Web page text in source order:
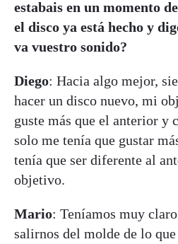
estabais en un momento
el disco ya está hecho y
va vuestro sonido?
Diego: Hacia algo mejor,
hacer un disco nuevo, mi
guste más que el anterior y
solo me tenía que gustar
tenía que ser diferente al
objetivo.
Mario: Teníamos muy
salirnos del molde de lo